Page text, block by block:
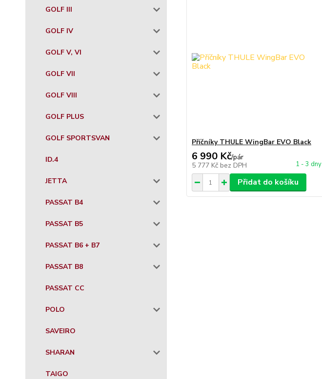
GOLF III
GOLF IV
GOLF V, VI
GOLF VII
GOLF VIII
GOLF PLUS
GOLF SPORTSVAN
ID.4
JETTA
PASSAT B4
PASSAT B5
PASSAT B6 + B7
PASSAT B8
PASSAT CC
POLO
SAVEIRO
SHARAN
TAIGO
Příčníky THULE WingBar EVO Black
6 990 Kč/pár
5 777 Kč bez DPH 1 - 3 dny
Přidat do košíku